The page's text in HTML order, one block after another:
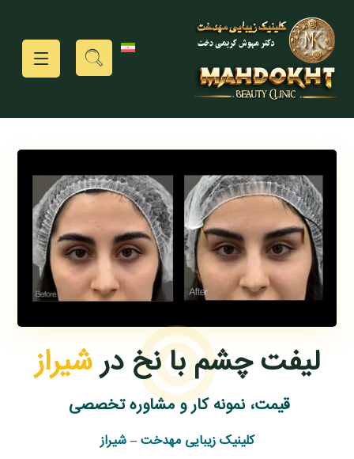
لیفت چشم با نخ درشیراز
قیمت، نمونه‌ کار و مشاوره تخصصی
کلینیک زیبایی مهدخت – شیراز